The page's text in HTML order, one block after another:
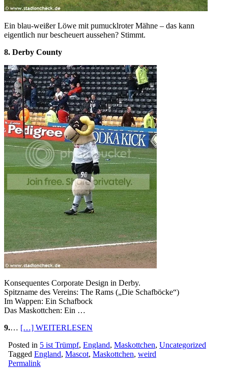
Ein blau-weißer Löwe mit pumucklroter Mähne – das kann
eigentlich nur bescheuert aussehen? Stimmt.
8. Derby County
Konsequentes Corporate Design in Derby.
Spitzname des Vereins: The Rams („Die Schafböcke“)
Im Wappen: Ein Schafbock
Das Maskottchen: Ein …
9.… […] WEITERLESEN
Posted in 5 ist Trümpf, England, Maskottchen, Uncategorized
Tagged England, Mascot, Maskottchen, weird
Permalink